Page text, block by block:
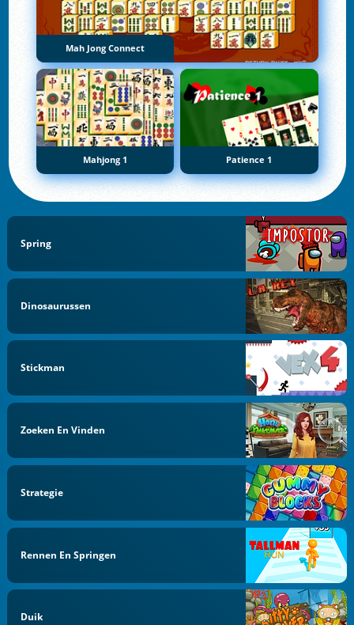
Mah Jong Connect
Mahjong 1 Patience 1
Spring
Dinosaurussen
Stickman
Zoeken En Vinden
Strategie
Rennen En Springen
Duik